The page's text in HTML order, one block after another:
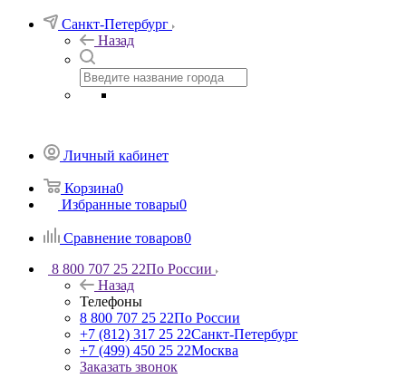
Санкт-Петербург
Назад
Личный кабинет
Корзина0
Избранные товары0
Сравнение товаров0
8 800 707 25 22По России
Назад
Телефоны
8 800 707 25 22По России
+7 (812) 317 25 22Санкт-Петербург
+7 (499) 450 25 22Москва
Заказать звонок